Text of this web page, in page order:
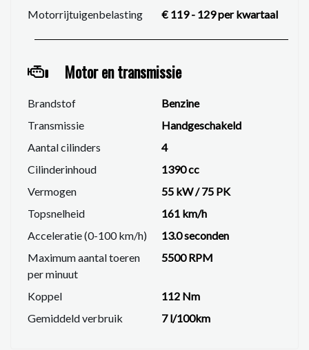
Motorrijtuigenbelasting
€ 119 - 129 per kwartaal
Motor en transmissie
Brandstof
Benzine
Transmissie
Handgeschakeld
Aantal cilinders
4
Cilinderinhoud
1390 cc
Vermogen
55 kW / 75 PK
Topsnelheid
161 km/h
Acceleratie (0-100 km/h)
13.0 seconden
Maximum aantal toeren
per minuut
5500 RPM
Koppel
112 Nm
Gemiddeld verbruik
7 l/100km